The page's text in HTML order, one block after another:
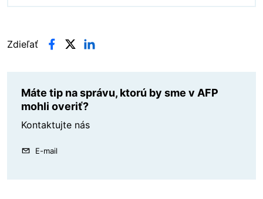
Zdieľať
Máte tip na správu, ktorú by sme v AFP
mohli overiť?
Kontaktujte nás
E-mail